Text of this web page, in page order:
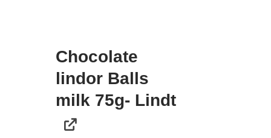
Chocolate
lindor Balls
milk 75g- Lindt